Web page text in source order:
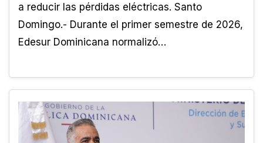
a reducir las pérdidas eléctricas. Santo
Domingo.- Durante el primer semestre de 2026,
Edesur Dominicana normalizó…